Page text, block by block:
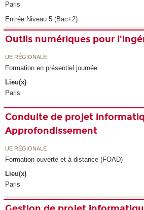
Paris
Entrée Niveau 5 (Bac+2)
Outils numériques pour
UE RÉGIONALE
Formation en présentiel journée
Lieu(x)
Paris
Conduite de projet
Approfondissement
UE RÉGIONALE
Formation ouverte et à distance (FOAD)
Lieu(x)
Paris